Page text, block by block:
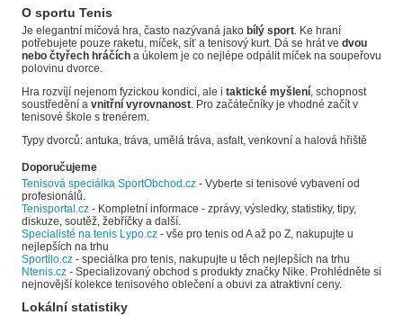
O sportu Tenis
Je elegantní míčová hra, často nazývaná jako bílý sport . Ke hraní
potřebujete pouze raketu, míček, síť a tenisový kurt. Dá se hrát ve dvou
nebo čtyřech hráčích a úkolem je co nejlépe odpálit míček na soupeřovu
polovinu dvorce.
Hra rozvíjí nejenom fyzickou kondici, ale i taktické myšlení , schopnost
soustředění a vnitřní vyrovnanost . Pro začátečníky je vhodné začít v
tenisové škole s trenérem.
Typy dvorců: antuka, tráva, umělá tráva, asfalt, venkovní a halová hřiště
Doporučujeme
Tenisová speciálka SportObchod.cz - Vyberte si tenisové vybavení od
profesionálů.
Tenisportal.cz - Kompletní informace - zprávy, výsledky, statistiky, tipy,
diskuze, soutěž, žebříčky a další.
Specialisté na tenis Lypo.cz - vše pro tenis od A až po Z, nakupujte u
nejlepších na trhu
Sportilo.cz - speciálka pro tenis, nakupujte u těch nejlepších na trhu
Ntenis.cz - Specializovaný obchod s produkty značky Nike. Prohlédněte si
nejnovější kolekce tenisového oblečení a obuvi za atraktivní ceny.
Lokální statistiky